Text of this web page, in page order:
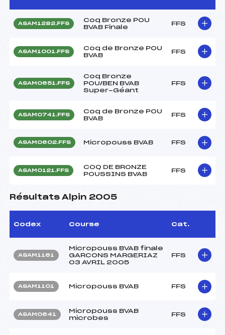
ASAM1282.FFS
Coq Bronze POU
BVAB Finale
FFS
ASAM1001.FFS
Coq de Bronze POU
BVAB
FFS
ASAM0651.FFS
Coq Bronze
POU/BEN BVAB
Super-Géant
FFS
ASAM0741.FFS
Coq de Bronze POU
BVAB
FFS
ASAM0602.FFS Micropouss BVAB FFS
ASAM0121.FFS
COQ DE BRONZE
POUSSINS BVAB
FFS
Résultats Alpin 2005
Codex Course Cat.
ASAM1161
Micropouss BVAB finale
GARCONS MARGERIAZ
03 AVRIL 2005
FFS
ASAM1101 Micropouss BVAB FFS
ASAM0641
Micropouss BVAB
microbes
FFS